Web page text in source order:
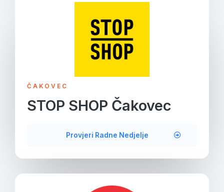
ČAKOVEC
STOP SHOP Čakovec
Provjeri Radne Nedjelje